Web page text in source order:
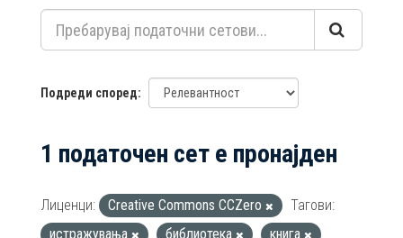
Подреди според
1 податочен сет е пронајден
Лиценци: Creative Commons CCZero
Тагови:
истражувања
библиотека книга